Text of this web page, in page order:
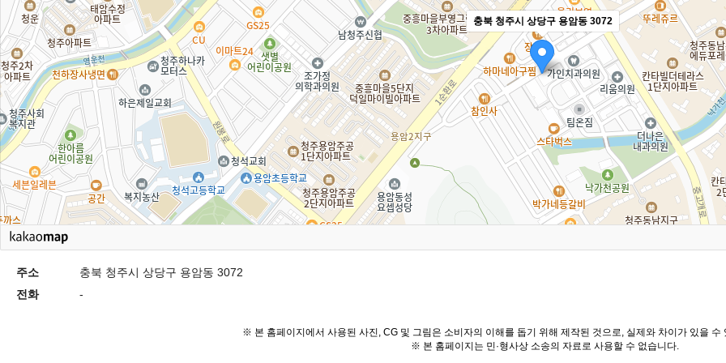
충북 청주시 상당구 용암동 3072
주소
충북 청주시 상당구 용암동 3072
전화
-
※ 본 홈페이지에서 사용된 사진, CG 및 그림은 소비자의 이해를 돕기 위해 제작된 것으로, 실제와 차이가 있을 수
※ 본 홈페이지는 민·형사상 소송의 자료로 사용할 수 없습니다.